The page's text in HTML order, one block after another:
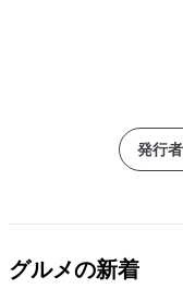
発行
グルメの新着